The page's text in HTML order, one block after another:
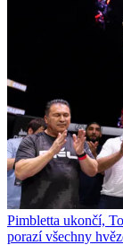
Pimbletta ukončí,
porazí všechny